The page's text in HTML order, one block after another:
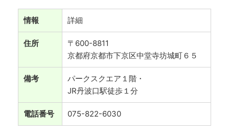
情報 詳細
住所
〒600-8811
京都府京都市下京区中堂寺坊城町６５
備考
パークスクエア１階・
JR丹波口駅徒歩１分
電話番号 075-822-6030